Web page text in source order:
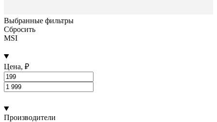
Выбранные фильтры
Сбросить
MSI
Цена, ₽
Производители